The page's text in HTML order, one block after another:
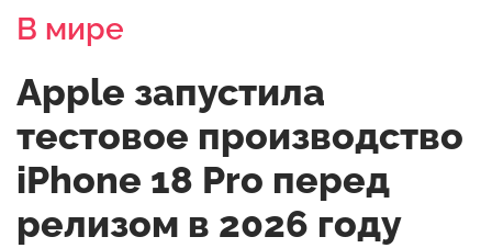
В мире
Apple запустила
тестовое производство
iPhone 18 Pro перед
релизом в 2026 году